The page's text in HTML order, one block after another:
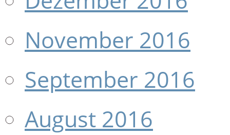
November 2016
September 2016
August 2016